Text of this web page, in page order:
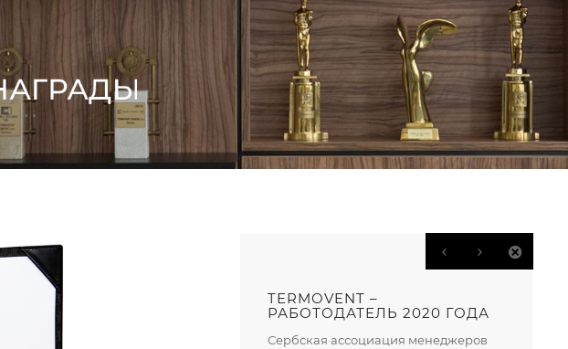
TERMOVENT –
РАБОТОДАТЕЛЬ 2020 ГОДА
Сербская ассоциация менеджеров